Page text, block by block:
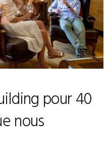
pour 40
nous